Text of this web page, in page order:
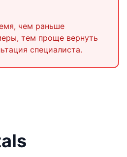
чем раньше
тем проще вернуть
специалиста.